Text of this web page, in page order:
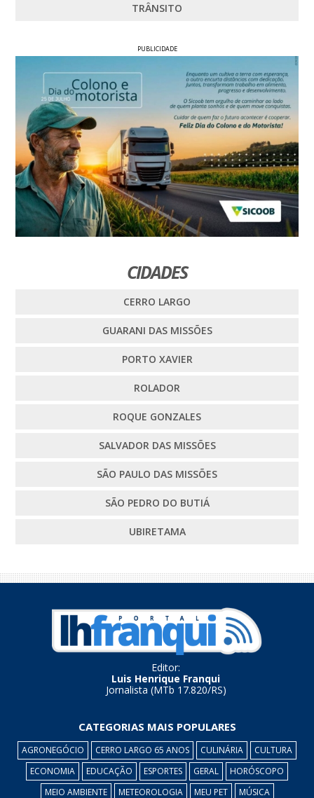
TRÂNSITO
PUBLICIDADE
CIDADES
CERRO LARGO
GUARANI DAS MISSÕES
PORTO XAVIER
ROLADOR
ROQUE GONZALES
SALVADOR DAS MISSÕES
SÃO PAULO DAS MISSÕES
SÃO PEDRO DO BUTIÁ
UBIRETAMA
Editor:
Luis Henrique Franqui
Jornalista (MTb 17.820/RS)
CATEGORIAS MAIS POPULARES
AGRONEGÓCIO CERRO LARGO 65 ANOS CULINÁRIA
CULTURA
ECONOMIA
EDUCAÇÃO ESPORTES GERAL
HORÓSCOPO
MEIO AMBIENTE
METEOROLOGIA MEU PET MÚSICA